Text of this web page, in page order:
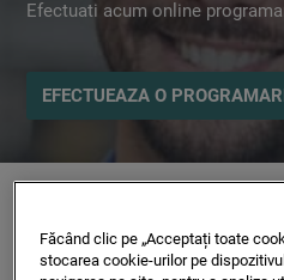
Efectuati acum online
EFECTUEAZA O
CUM POT
Făcând clic pe „Acceptați toate
stocarea cookie-urilor pe